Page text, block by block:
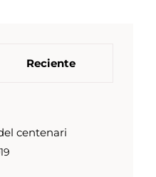
Reciente
centenari